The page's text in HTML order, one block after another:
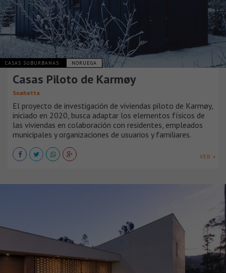
CASAS SUBURBANAS NORUEGA
Casas Piloto de Karmøy
Snøhetta
El proyecto de investigación de viviendas piloto de Karmøy,
iniciado en 2020, busca adaptar los elementos físicos de
las viviendas en colaboración con residentes, empleados
municipales y organizaciones de usuarios y familiares.
VER +